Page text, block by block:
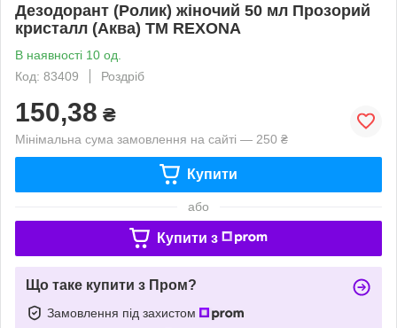
Дезодорант (Ролик) жіночий 50 мл Прозорий
кристалл (Аква) ТМ REXONA
В наявності 10 од.
Код: 83409
Роздріб
150,38 ₴
Мінімальна сума замовлення на сайті — 250 ₴
Купити
або
Купити з
Що таке купити з Пром?
Замовлення під захистом